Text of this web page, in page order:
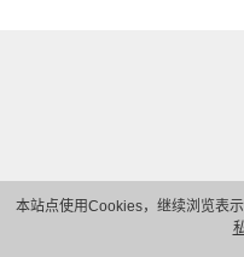
本站点使用Cookies，继续浏览表